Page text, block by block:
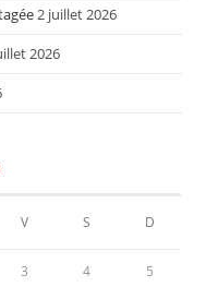
2 juillet 2026
2026
V S D
3 4 5